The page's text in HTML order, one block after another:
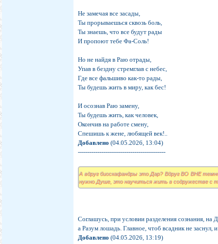
Не замечая все засады,
Ты прорываешься сквозь боль,
Ты знаешь, что все будут рады
И пропоют тебе Фа-Соль!
Но не найдя в Раю отрады,
Упав в бездну стремглав с небес,
Где все фальшиво как-то рады,
Ты будешь жить в миру, как бес!
И осознав Раю замену,
Ты будешь жить, как человек,
Окончив на работе смену,
Спешишь к жене, любящей век!..
Добавлено (04.05.2026, 13:04)
---------------------------------------------
А вдруг биоскафандры это Дар? Вдруг ВО ВНЕ
нужно Душе, это научиться жить в содружестве с
Соглашусь, при условии разделения сознания,
а Разум лошадь. Главное, чтоб всадник не заснул,
Добавлено (04.05.2026, 13:19)